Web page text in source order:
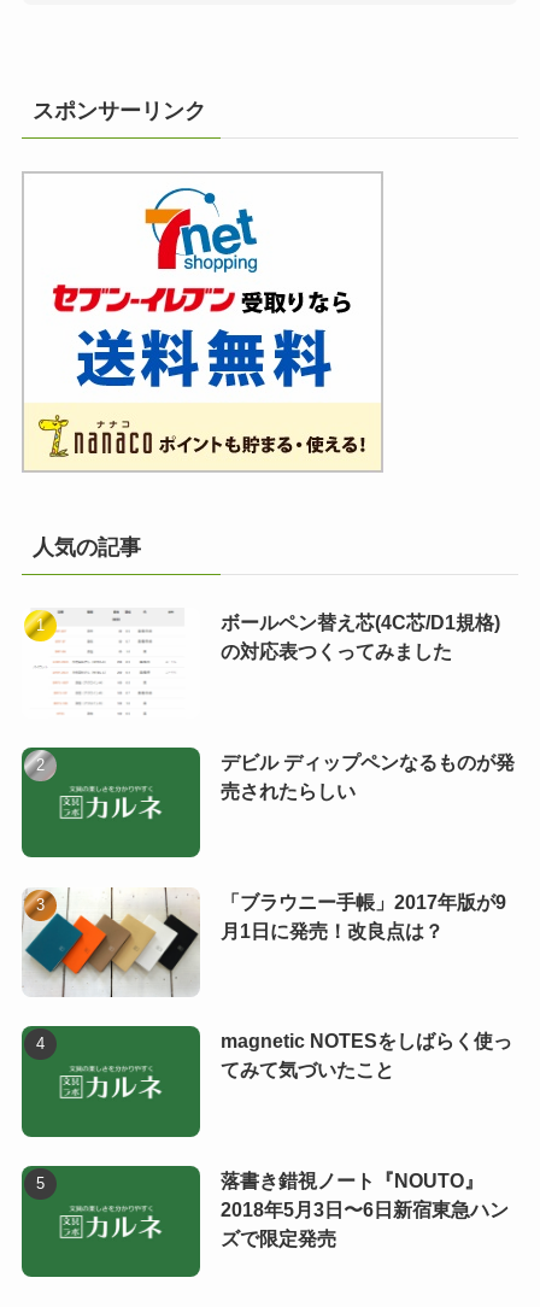
スポンサーリンク
人気の記事
ボールペン替え芯(4C芯/D1規格)
の対応表つくってみました
デビル ディップペンなるものが発
売されたらしい
「ブラウニー手帳」2017年版が9
月1日に発売！改良点は？
magnetic NOTESをしばらく使っ
てみて気づいたこと
落書き錯視ノート『NOUTO』
2018年5月3日〜6日新宿東急ハン
ズで限定発売